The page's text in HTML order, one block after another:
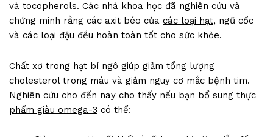
và tocopherols. Các nhà khoa học đã nghiên cứu và
chứng minh rằng các axit béo của các loại hạt, ngũ cốc
và các loại đậu đều hoàn toàn tốt cho sức khỏe.
Chất xơ trong hạt bí ngô giúp giảm tổng lượng
cholesterol trong máu và giảm nguy cơ mắc bệnh tim.
Nghiên cứu cho đến nay cho thấy nếu bạn bổ sung thực
phẩm giàu omega-3 có thể: